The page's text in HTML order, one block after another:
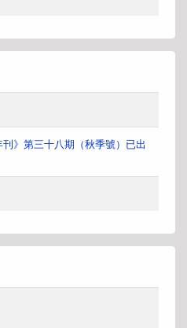
刊》第三十八期（秋季號）已出